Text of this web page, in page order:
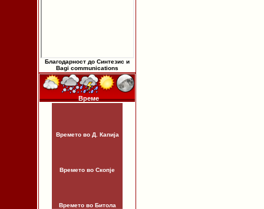
Благодарност до Синтезис и
Bagi communications
Време
Времето во Д. Капија
Времето во Скопје
Времето во Битола